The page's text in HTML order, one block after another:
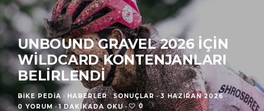
UNBOUND GRAVEL 2026 İÇIN
WILDCARD KONTENJANLARI
BELIRLENDI
BIKE PEDIA · HABERLER SONUÇLAR · 3 HAZIRAN 2026 ·
0 YORUM · 1 DAKIKADA OKU · 0